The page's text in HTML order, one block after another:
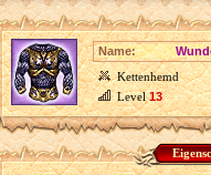
Name:
Kettenhemd
Level13